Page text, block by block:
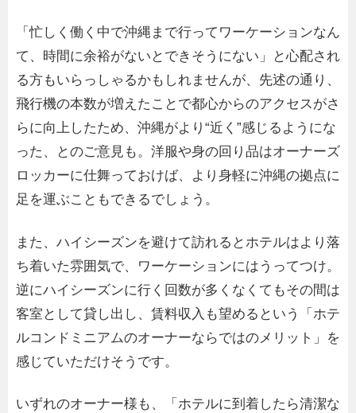
「忙しく働く中で沖縄まで行ってワーケーションなん
て、時間に余裕がないとできそうにない」と心配され
る方もいらっしゃるかもしれませんが、先述の通り、
飛行機の本数が増えたことで都心からのアクセスがさ
らに向上したため、沖縄がより“近く”感じるようにな
った、とのご意見も。洋服や身の回り品はオーナーズ
ロッカーに仕舞っておけば、より身軽に沖縄の拠点に
足を運ぶこともできるでしょう。
また、ハイシーズンを避けて訪れるとホテルはより落
ち着いた雰囲気で、ワーケーションにはうってつけ。
逆にハイシーズンに行く回数が多くなくてもその間は
客室として貸し出し、賃料収入も望めるという「ホテ
ルコンドミニアムのオーナーならではのメリット」を
感じていただけそうです。
いずれのオーナー様も、「ホテルに到着したら清潔な